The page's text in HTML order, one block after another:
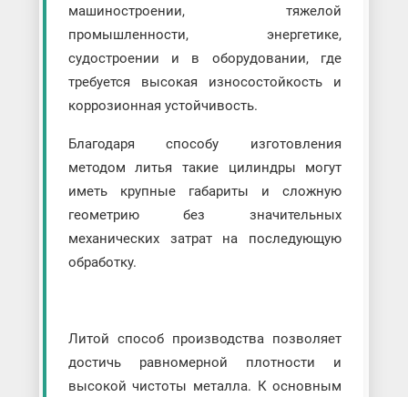
машиностроении, тяжелой
промышленности, энергетике,
судостроении и в оборудовании, где
требуется высокая износостойкость и
коррозионная устойчивость.
Благодаря способу изготовления
методом литья такие цилиндры могут
иметь крупные габариты и сложную
геометрию без значительных
механических затрат на последующую
обработку.
Литой способ производства позволяет
достичь равномерной плотности и
высокой чистоты металла. К основным